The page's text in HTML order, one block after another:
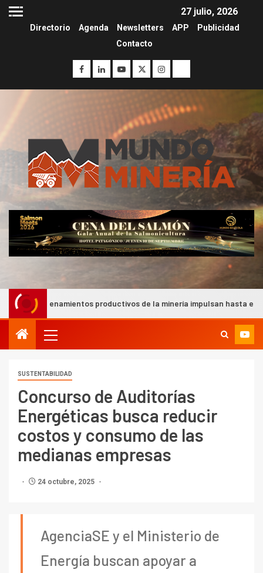
27 julio, 2026
Directorio Agenda Newsletters APP
Publicidad
Contacto
productivos de la minería impulsan hasta el 22% del PIB
SUSTENTABILIDAD
Concurso de Auditorías
Energéticas busca reducir
costos y consumo de las
medianas empresas
24 octubre, 2025
AgenciaSE y el Ministerio de
Energía buscan apoyar a